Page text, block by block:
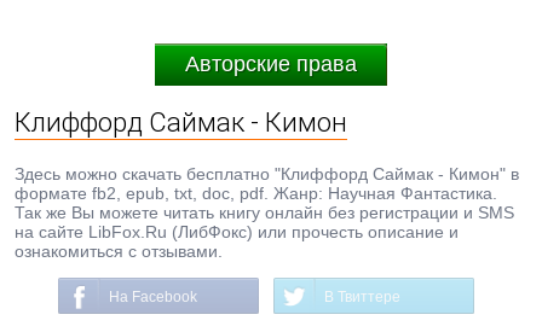
Авторские права
Клиффорд Саймак - Кимон
Здесь можно скачать бесплатно "Клиффорд Саймак - Кимон" в
формате fb2, epub, txt, doc, pdf. Жанр: Научная Фантастика.
Так же Вы можете читать книгу онлайн без регистрации и SMS
на сайте LibFox.Ru (ЛибФокс) или прочесть описание и
ознакомиться с отзывами.
На Facebook В Твиттере